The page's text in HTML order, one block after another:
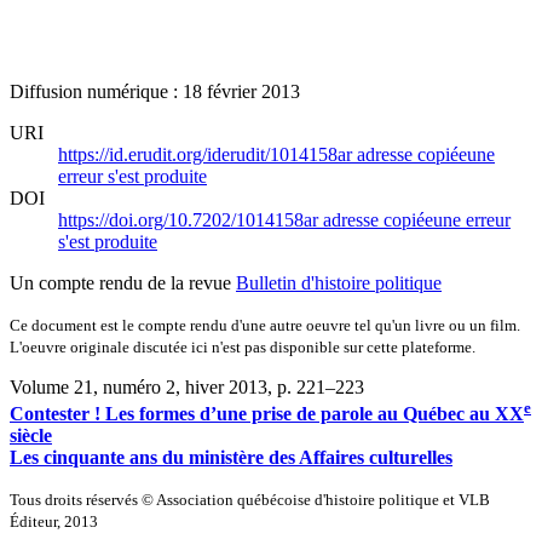
Diffusion numérique : 18 février 2013
URI
https://id.erudit.org/iderudit/1014158aradresse copiéeune
erreur s'est produite
DOI
https://doi.org/10.7202/1014158aradresse copiéeune erreur
s'est produite
Un compte rendu de la revue Bulletin d'histoire politique
Ce document est le compte rendu d'une autre oeuvre tel qu'un livre ou un film.
L'oeuvre originale discutée ici n'est pas disponible sur cette plateforme.
Volume 21, numéro 2, hiver 2013, p. 221–223
Contester ! Les formes d’une prise de parole au Québec au XXe
siècle
Les cinquante ans du ministère des Affaires culturelles
Tous droits réservés © Association québécoise d'histoire politique et VLB
Éditeur, 2013